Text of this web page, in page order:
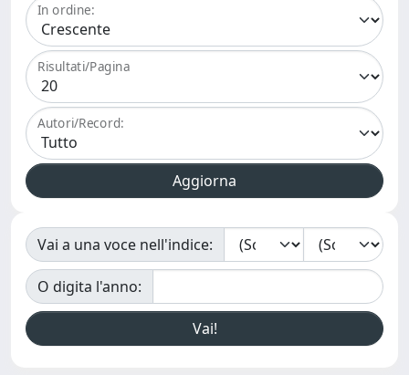
In ordine:
Risultati/Pagina
Autori/Record:
Vai a una voce nell'indice:
O digita l'anno: